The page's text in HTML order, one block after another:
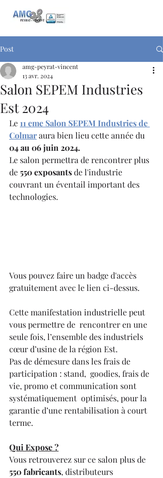
Post
Salon SEPEM Industries
Est 2024
amg-peyrat-vincent
13 avr. 2024
Le 11 eme Salon SEPEM Industries de
Colmar aura bien lieu cette année du
04 au 06 juin 2024.
Le salon permettra de rencontrer plus
de 550 exposants de l'industrie
couvrant un éventail important des
technologies.
Vous pouvez faire un badge d'accès
gratuitement avec le lien ci-dessus.
Cette manifestation industrielle peut
vous permettre de  rencontrer en une
seule fois, l’ensemble des industriels
cœur d’usine de la région Est.
Pas de démesure dans les frais de
participation : stand,  goodies, frais de
vie, promo et communication sont
systématiquement  optimisés, pour la
garantie d’une rentabilisation à court
terme.
Qui Expose ?
Vous retrouverez sur ce salon plus de
550 fabricants, distributeurs